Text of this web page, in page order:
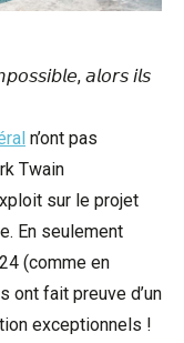
𝘢𝘭𝘰𝘳𝘴 𝘪𝘭𝘴
n’ont pas
Twain
sur le projet
En seulement
(comme en
ont fait preuve d’un
exceptionnels !